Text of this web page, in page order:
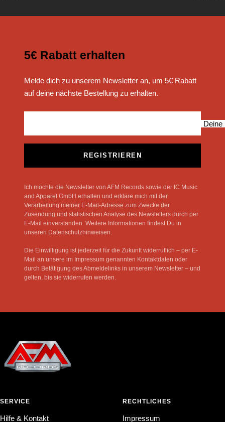
5€ Rabatt erhalten
Melde dich zu unserem Newsletter an, um 5€ Rabatt
auf deine nächste Bestellung zu erhalten.
Deine
REGISTRIEREN
Ich möchte die Newsletter von AFM Records sowie der IC Music
and Apparel GmbH erhalten und erkläre mich mit der
Verarbeitung meiner E-Mail-Adresse zum Zwecke der
Zusendung und statistischen Analyse des Newsletters durch per
E-Mail einverstanden. Weitere Informationen findest Du in
unseren Datenschutzhinweisen.
Die Einwilligung ist jederzeit für die Zukunft widerruflich – per E-
Mail an unsere im Impressum genannten Kontaktdaten oder
durch Betätigung des Abmeldelinks in unserem Newsletter – und
gelten, bis sie widerrufen werden.
SERVICE
Hilfe & Kontakt
RECHTLICHES
Impressum